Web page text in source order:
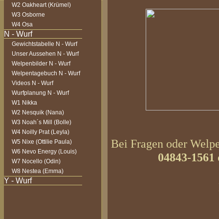
W2 Oakheart (Krümel)
W3 Osborne
W4 Osa
Gewichtstabelle N - Wurf
Unser Aussehen N - Wurf
Welpenbilder N - Wurf
Welpentagebuch N - Wurf
Videos N - Wurf
Wurfplanung N - Wurf
W1 Nikka
W2 Nesquik (Nana)
W3 Noah´s Mill (Bolle)
W4 Noilly Prat (Leyla)
W5 Nixe (Ottilie Paula)
W6 Nevo Energy (Louis)
W7 Nocello (Odin)
W8 Nestea (Emma)
Bei Fragen oder
04843-1561